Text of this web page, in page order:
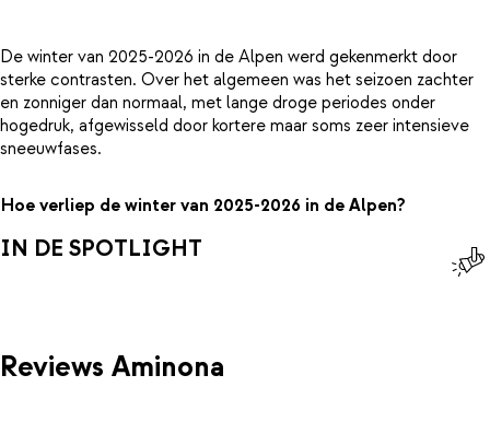
De winter van 2025-2026 in de Alpen werd gekenmerkt door
sterke contrasten. Over het algemeen was het seizoen zachter
en zonniger dan normaal, met lange droge periodes onder
hogedruk, afgewisseld door kortere maar soms zeer intensieve
sneeuwfases.
Hoe verliep de winter van 2025-2026 in de Alpen?
IN DE SPOTLIGHT
Reviews Aminona